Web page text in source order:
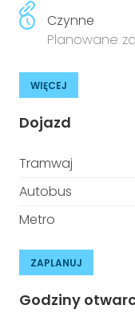
Czynne
Planowane
WIĘCEJ
Dojazd
Tramwaj
Autobus
Metro
ZAPLANUJ
Godziny